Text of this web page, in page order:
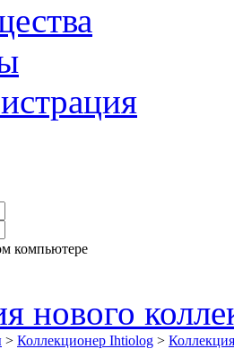
компьютере
нового
> Коллекционер Ihtiolog >